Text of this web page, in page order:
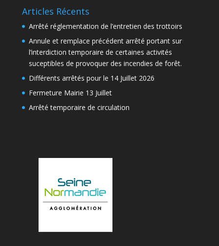
Articles Récents
Arrêté réglementation de l’entretien des trottoirs
Annule et remplace précédent arrêté portant sur
l’interdiction temporaire de certaines activités
suceptibles de provoquer des incendies de forêt.
Différents arrêtés pour le 14 Juillet 2026
Fermeture Mairie 13 Juillet
Arrêté temporaire de circulation